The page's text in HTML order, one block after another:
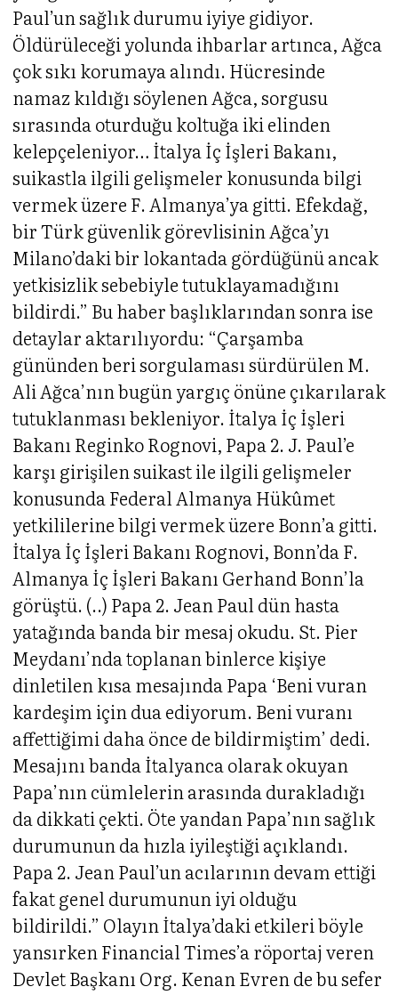
Paul’un sağlık durumu iyiye gidiyor.
Öldürüleceği yolunda ihbarlar artınca, Ağca
çok sıkı korumaya alındı. Hücresinde
namaz kıldığı söylenen Ağca, sorgusu
sırasında oturduğu koltuğa iki elinden
kelepçeleniyor… İtalya İç İşleri Bakanı,
suikastla ilgili gelişmeler konusunda bilgi
vermek üzere F. Almanya’ya gitti. Efekdağ,
bir Türk güvenlik görevlisinin Ağca’yı
Milano’daki bir lokantada gördüğünü ancak
yetkisizlik sebebiyle tutuklayamadığını
bildirdi.” Bu haber başlıklarından sonra ise
detaylar aktarılıyordu: “Çarşamba
gününden beri sorgulaması sürdürülen M.
Ali Ağca’nın bugün yargıç önüne çıkarılarak
tutuklanması bekleniyor. İtalya İç İşleri
Bakanı Reginko Rognovi, Papa 2. J. Paul’e
karşı girişilen suikast ile ilgili gelişmeler
konusunda Federal Almanya Hükûmet
yetkililerine bilgi vermek üzere Bonn’a gitti.
İtalya İç İşleri Bakanı Rognovi, Bonn’da F.
Almanya İç İşleri Bakanı Gerhand Bonn’la
görüştü. (..) Papa 2. Jean Paul dün hasta
yatağında banda bir mesaj okudu. St. Pier
Meydanı’nda toplanan binlerce kişiye
dinletilen kısa mesajında Papa ‘Beni vuran
kardeşim için dua ediyorum. Beni vuranı
affettiğimi daha önce de bildirmiştim’ dedi.
Mesajını banda İtalyanca olarak okuyan
Papa’nın cümlelerin arasında durakladığı
da dikkati çekti. Öte yandan Papa’nın sağlık
durumunun da hızla iyileştiği açıklandı.
Papa 2. Jean Paul’un acılarının devam ettiği
fakat genel durumunun iyi olduğu
bildirildi.” Olayın İtalya’daki etkileri böyle
yansırken Financial Times’a röportaj veren
Devlet Başkanı Org. Kenan Evren de bu sefer